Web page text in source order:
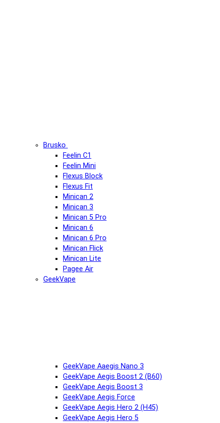
Brusko
Feelin C1
Feelin Mini
Flexus Block
Flexus Fit
Minican 2
Minican 3
Minican 5 Pro
Minican 6
Minican 6 Pro
Minican Flick
Minican Lite
Pagee Air
GeekVape
GeekVape Aaegis Nano 3
GeekVape Aegis Boost 2 (B60)
GeekVape Aegis Boost 3
GeekVape Aegis Force
GeekVape Aegis Hero 2 (H45)
GeekVape Aegis Hero 5